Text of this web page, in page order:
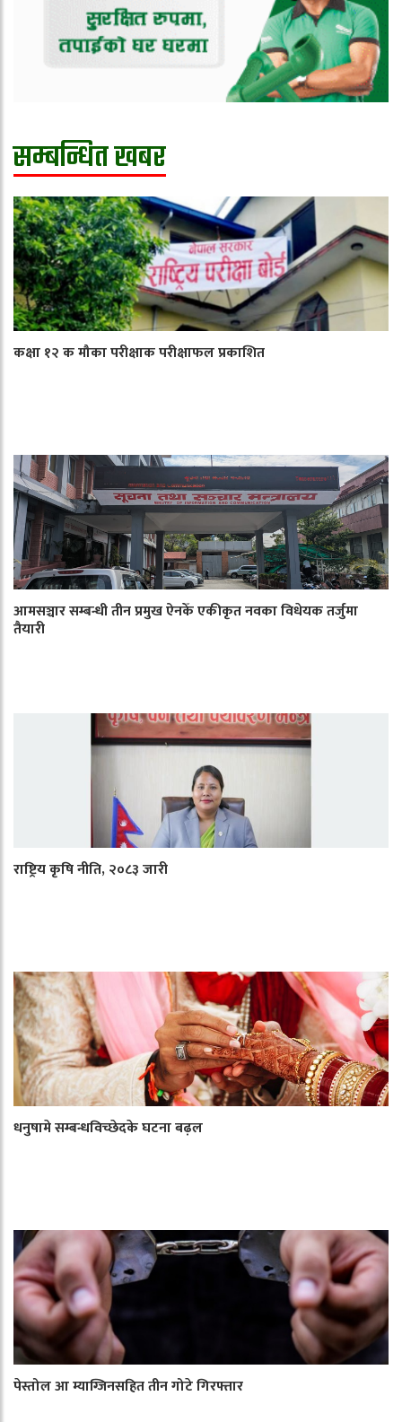
सम्बन्धित खबर
कक्षा १२ क मौका परीक्षाक परीक्षाफल प्रकाशित
आमसञ्चार सम्बन्धी तीन प्रमुख ऐनकेँ एकीकृत नवका विधेयक तर्जुमा
तैयारी
राष्ट्रिय कृषि नीति, २०८३ जारी
धनुषामे सम्बन्धविच्छेदके घटना बढ़ल
पेस्तोल आ म्याग्जिनसहित तीन गोटे गिरफ्तार